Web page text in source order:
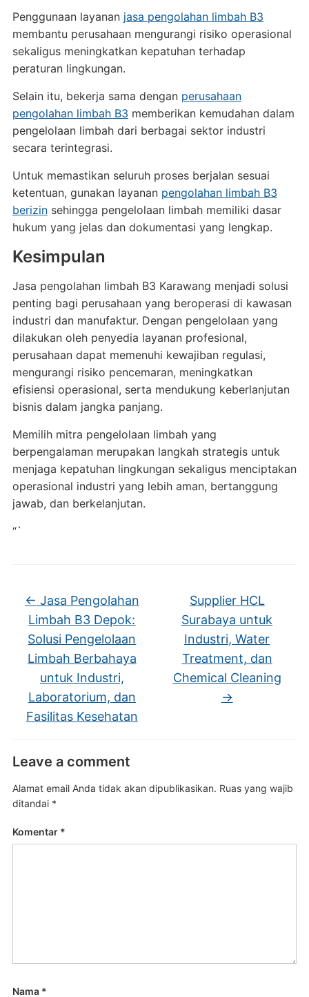
Penggunaan layanan jasa pengolahan limbah B3
membantu perusahaan mengurangi risiko operasional
sekaligus meningkatkan kepatuhan terhadap
peraturan lingkungan.
Selain itu, bekerja sama dengan perusahaan
pengolahan limbah B3 memberikan kemudahan dalam
pengelolaan limbah dari berbagai sektor industri
secara terintegrasi.
Untuk memastikan seluruh proses berjalan sesuai
ketentuan, gunakan layanan pengolahan limbah B3
berizinsehingga pengelolaan limbah memiliki dasar
hukum yang jelas dan dokumentasi yang lengkap.
Kesimpulan
Jasa pengolahan limbah B3 Karawang menjadi solusi
penting bagi perusahaan yang beroperasi di kawasan
industri dan manufaktur. Dengan pengelolaan yang
dilakukan oleh penyedia layanan profesional,
perusahaan dapat memenuhi kewajiban regulasi,
mengurangi risiko pencemaran, meningkatkan
efisiensi operasional, serta mendukung keberlanjutan
bisnis dalam jangka panjang.
Memilih mitra pengelolaan limbah yang
berpengalaman merupakan langkah strategis untuk
menjaga kepatuhan lingkungan sekaligus menciptakan
operasional industri yang lebih aman, bertanggung
jawab, dan berkelanjutan.
“`
← Jasa Pengolahan
Limbah B3 Depok:
Solusi Pengelolaan
Limbah Berbahaya
untuk Industri,
Laboratorium, dan
Fasilitas Kesehatan
Supplier HCL
Surabaya untuk
Industri, Water
Treatment, dan
Chemical Cleaning
→
Leave a comment
Alamat email Anda tidak akan dipublikasikan. Ruas yang wajib
ditandai *
Komentar *
Nama *